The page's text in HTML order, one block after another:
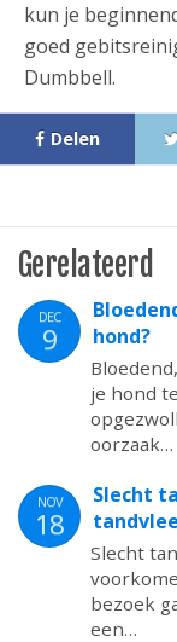
kun je
goed
Dumbbell.
Delen
Gerelateerd
DEC
9
hond?
je hond
oorzaak…
NOV
18
Slecht
Slecht
bezoek
een…